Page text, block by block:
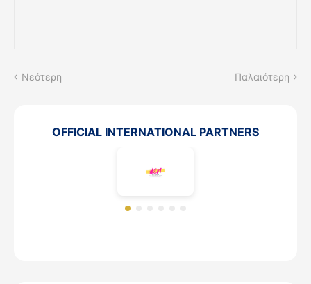
Νεότερη Παλαιότερη
OFFICIAL INTERNATIONAL PARTNERS